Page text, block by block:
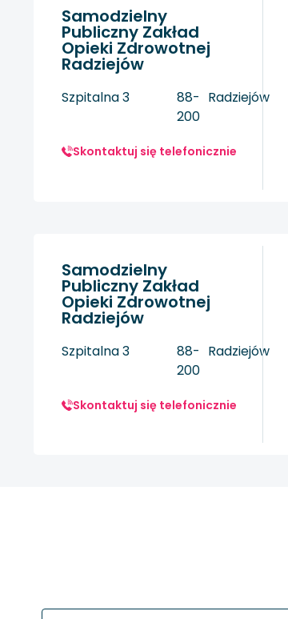
Samodzielny
Publiczny Zakład
Opieki Zdrowotnej
Radziejów
Szpitalna 3
88-
200
Radziejów
Skontaktuj się telefonicznie
Samodzielny
Publiczny Zakład
Opieki Zdrowotnej
Radziejów
Szpitalna 3
88-
200
Radziejów
Skontaktuj się telefonicznie